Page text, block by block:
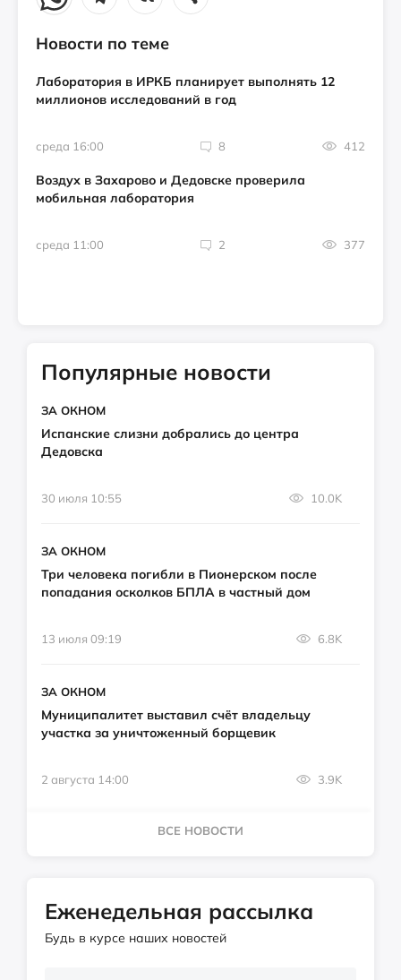
Новости по теме
Лаборатория в ИРКБ планирует выполнять 12
миллионов исследований в год
среда 16:00 8 412
Воздух в Захарово и Дедовске проверила
мобильная лаборатория
среда 11:00 2 377
Популярные новости
ЗА ОКНОМ
Испанские слизни добрались до центра
Дедовска
30 июля 10:55 10.0K
ЗА ОКНОМ
Три человека погибли в Пионерском после
попадания осколков БПЛА в частный дом
13 июля 09:19 6.8K
ЗА ОКНОМ
Муниципалитет выставил счёт владельцу
участка за уничтоженный борщевик
2 августа 14:00 3.9K
ВСЕ НОВОСТИ
Еженедельная рассылка
Будь в курсе наших новостей